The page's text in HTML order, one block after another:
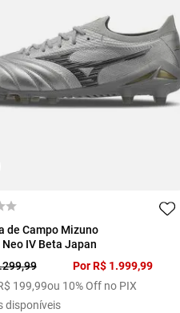
44
de Campo Mizuno
IV Beta Japan
299,99 PorR$ 1.999,99
199,99ou 10% Off no PIX
disponíveis